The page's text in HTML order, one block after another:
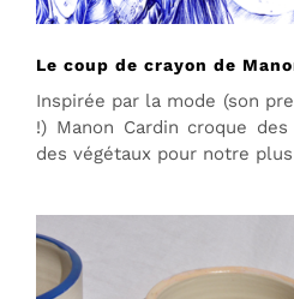
Le coup de crayon de
Inspirée par la mode (son
!) Manon Cardin croque
des végétaux pour notre